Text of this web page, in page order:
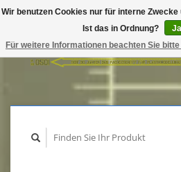
Wir benutzen Cookies nur für interne
Ist das in Ordnung?
Ja
Für weitere Informationen beachten Sie